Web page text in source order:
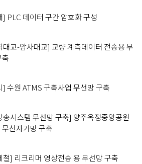
] PLC 데이터 구간 암호화 구성
대교-암사대교] 교량 계측데이터 전송용 무
축
] 수원 ATMS 구축사업 무선망 구축
송시스템 무선망 구축] 양주옥정중앙공원
무선자가망 구축
철] 리크리머 영상전송 용 무선망 구축